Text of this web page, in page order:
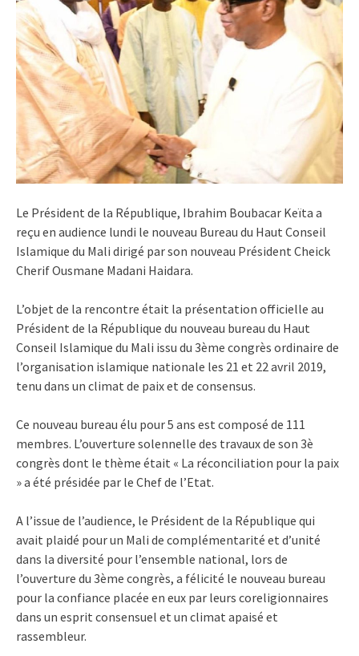
Le Président de la République, Ibrahim Boubacar Keïta a
reçu en audience lundi le nouveau Bureau du Haut Conseil
Islamique du Mali dirigé par son nouveau Président Cheick
Cherif Ousmane Madani Haidara.
L’objet de la rencontre était la présentation officielle au
Président de la République du nouveau bureau du Haut
Conseil Islamique du Mali issu du 3ème congrès ordinaire de
l’organisation islamique nationale les 21 et 22 avril 2019,
tenu dans un climat de paix et de consensus.
Ce nouveau bureau élu pour 5 ans est composé de 111
membres. L’ouverture solennelle des travaux de son 3è
congrès dont le thème était « La réconciliation pour la paix
» a été présidée par le Chef de l’Etat.
A l’issue de l’audience, le Président de la République qui
avait plaidé pour un Mali de complémentarité et d’unité
dans la diversité pour l’ensemble national, lors de
l’ouverture du 3ème congrès, a félicité le nouveau bureau
pour la confiance placée en eux par leurs coreligionnaires
dans un esprit consensuel et un climat apaisé et
rassembleur.